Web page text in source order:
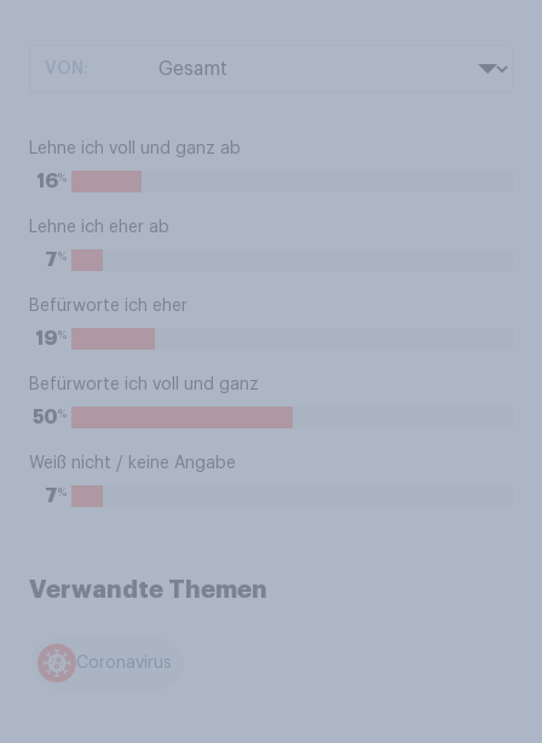
Lehne ich voll und ganz ab
16%
Lehne ich eher ab
7%
Befürworte ich eher
19%
Befürworte ich voll und ganz
50%
Weiß nicht / keine Angabe
7%
Verwandte Themen
Coronavirus